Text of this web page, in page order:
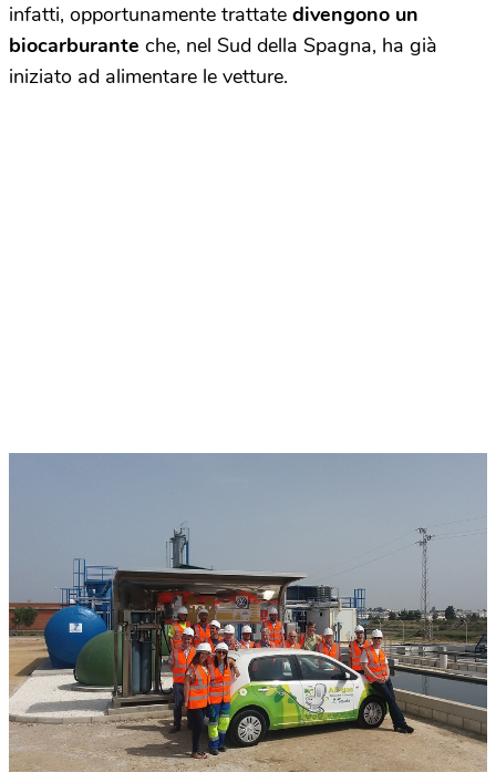
infatti, opportunamente trattate divengono un
biocarburante che, nel Sud della Spagna, ha già
iniziato ad alimentare le vetture.